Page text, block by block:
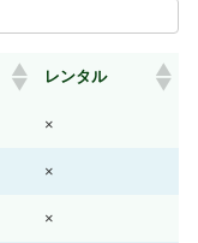
レンタル
×
×
×